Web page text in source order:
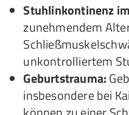
Stuhlinkontinenz
zunehmendem
unkontrolliertem
Geburtstrauma:
insbesondere bei